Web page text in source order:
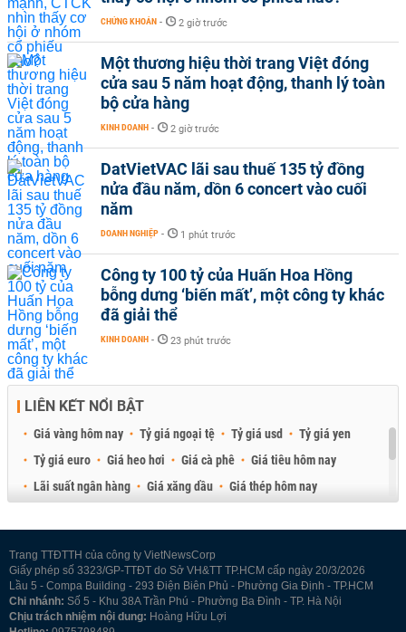
CHỨNG KHOÁN - 2 giờ trước
Một thương hiệu thời trang Việt đóng
cửa sau 5 năm hoạt động, thanh lý toàn
bộ cửa hàng
KINH DOANH - 2 giờ trước
DatVietVAC lãi sau thuế 135 tỷ đồng
nửa đầu năm, dồn 6 concert vào cuối
năm
DOANH NGHIỆP - 1 phút trước
Công ty 100 tỷ của Huấn Hoa Hồng
bỗng dưng ‘biến mất’, một công ty khác
đã giải thể
KINH DOANH - 23 phút trước
LIÊN KẾT NỔI BẬT
Giá vàng hôm nay Tỷ giá ngoại tệ Tỷ giá usd
Tỷ giá yen
Tỷ giá euro
Giá heo hơi Giá cà phê
Giá tiêu hôm nay
Lãi suất ngân hàng
Giá xăng dầu
Giá thép hôm nay
Trang TTĐTTH của công ty VietNewsCorp
Giấy phép số 3323/GP-TTĐT do Sở VH&TT TP.HCM cấp ngày 20/3/2026
Lầu 5 - Compa Building - 293 Điện Biên Phủ - Phường Gia Định - TP.HCM
Chi nhánh: Số 5 - Khu 38A Trần Phú - Phường Ba Đình - TP. Hà Nội
Chịu trách nhiệm nội dung: Hoàng Hữu Lợi